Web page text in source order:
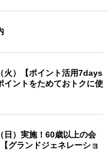
）【ポイント活用7days
イントをためておトクに使
）実施！60歳以上の会
グランドジェネレーショ